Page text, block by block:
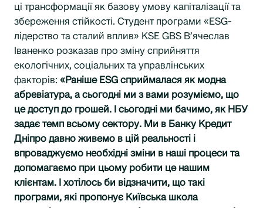
ці трансформації як базову умову капіталізації та
збереження стійкості. Студент програми «ESG-
лідерство та сталий вплив» KSE GBS В’ячеслав
Іваненко розказав про зміну сприйняття
екологічних, соціальних та управлінських
факторів: «Раніше ESG сприймалася як модна
абревіатура, а сьогодні ми з вами розуміємо, що
це доступ до грошей. І сьогодні ми бачимо, як НБУ
задає темп всьому сектору. Ми в Банку Кредит
Дніпро давно живемо в цій реальності і
впроваджуємо необхідні зміни в наші процеси та
допомагаємо при цьому робити це нашим
клієнтам. І хотілось би відзначити, що такі
програми, які пропонує Київська школа